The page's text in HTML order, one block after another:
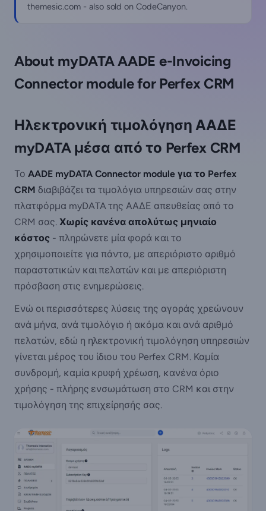
themesic.com - also sold on CodeCanyon.
About myDATA AADE e-Invoicing
Connector module for Perfex CRM
Ηλεκτρονική τιμολόγηση ΑΑΔΕ
myDATA μέσα από το Perfex CRM
Το AADE myDATA Connector module για το Perfex
CRM διαβιβάζει τα τιμολόγια υπηρεσιών σας στην
πλατφόρμα myDATA της ΑΑΔΕ απευθείας από το
CRM σας. Χωρίς κανένα απολύτως μηνιαίο
κόστος- πληρώνετε μία φορά και το
χρησιμοποιείτε για πάντα, με απεριόριστο αριθμό
παραστατικών και πελατών και με απεριόριστη
πρόσβαση στις ενημερώσεις.
Ενώ οι περισσότερες λύσεις της αγοράς χρεώνουν
ανά μήνα, ανά τιμολόγιο ή ακόμα και ανά αριθμό
πελατών, εδώ η ηλεκτρονική τιμολόγηση υπηρεσιών
γίνεται μέρος του ίδιου του Perfex CRM. Καμία
συνδρομή, καμία κρυφή χρέωση, κανένα όριο
χρήσης - πλήρης ενσωμάτωση στο CRM και στην
τιμολόγηση της επιχείρησής σας.